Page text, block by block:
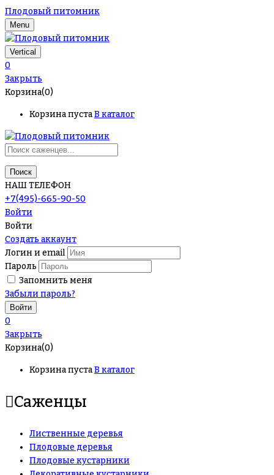
Плодовый питомник
Menu
Vertical
0
Закрыть
Корзина(0)
Корзина пустаВ каталог
Поиск
НАШ ТЕЛЕФОН
+7(495)-665-90-50
Войти
Войти
Создать аккаунт
Логин и email
Пароль
Запомнить меня
Забыли пароль?
0
Закрыть
Корзина(0)
Корзина пустаВ каталог
Саженцы
Лиственные деревья
Плодовые деревья
Плодовые кустарники